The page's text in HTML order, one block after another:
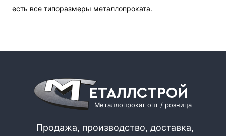
есть все типоразмеры металлопроката.
ЕТАЛЛСТРОЙ
Металлопрокат опт / розница
Продажа, производство, доставка,